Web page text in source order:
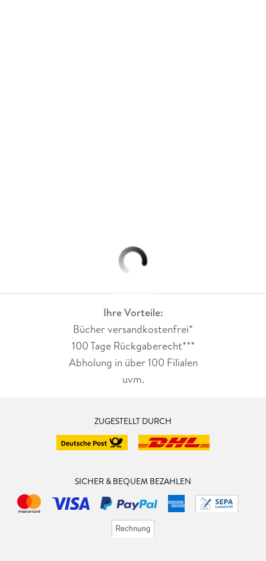
Ihre Vorteile:
Bücher versandkostenfrei*
100 Tage Rückgaberecht***
Abholung in über 100 Filialen
uvm.
ZUGESTELLT DURCH
SICHER & BEQUEM BEZAHLEN